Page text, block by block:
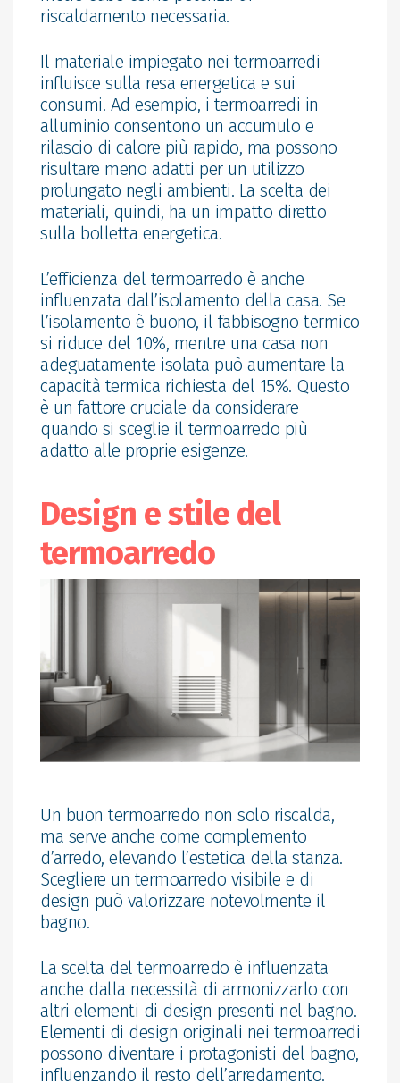
riscaldamento necessaria.
Il materiale impiegato nei termoarredi
influisce sulla resa energetica e sui
consumi. Ad esempio, i termoarredi in
alluminio consentono un accumulo e
rilascio di calore più rapido, ma possono
risultare meno adatti per un utilizzo
prolungato negli ambienti. La scelta dei
materiali, quindi, ha un impatto diretto
sulla bolletta energetica.
L’efficienza del termoarredo è anche
influenzata dall’isolamento della casa. Se
l’isolamento è buono, il fabbisogno termico
si riduce del 10%, mentre una casa non
adeguatamente isolata può aumentare la
capacità termica richiesta del 15%. Questo
è un fattore cruciale da considerare
quando si sceglie il termoarredo più
adatto alle proprie esigenze.
Design e stile del
termoarredo
Un buon termoarredo non solo riscalda,
ma serve anche come complemento
d’arredo, elevando l’estetica della stanza.
Scegliere un termoarredo visibile e di
design può valorizzare notevolmente il
bagno.
La scelta del termoarredo è influenzata
anche dalla necessità di armonizzarlo con
altri elementi di design presenti nel bagno.
Elementi di design originali nei termoarredi
possono diventare i protagonisti del bagno,
influenzando il resto dell’arredamento.